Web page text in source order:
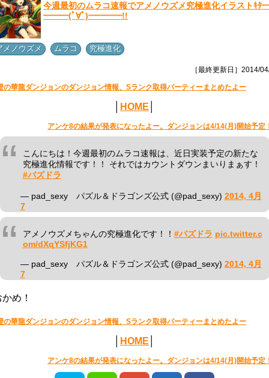
今週最初のムラコ速報でアメノウズメ究極進化イラストｷﾀ
━━━(ﾟ∀ﾟ)━━━━!!
メノウズメ ムラコ 究極進化
［最終更新日］2014/
の華龍ダンジョンのダンジョン情報、Sランク取得パーティーまとめたよー
HOME
アンケ8の結果が発表になったよー。ダンジョンは4/14(月)開始予定
こんにちは！今週最初のムラコ速報は、近日実装予定の新たな
究極進化情報です！！ それではカウントダウンまいりまぁす！
#パズドラ
— pad_sexy パズル＆ドラゴンズ公式 (@pad_sexy) 2014, 4月
7
アメノウズメちゃんの究極進化です！！ #パズドラ pic.twitter.c
om/dXqYSfjKG1
— pad_sexy パズル＆ドラゴンズ公式 (@pad_sexy) 2014, 4月
7
め！
の華龍ダンジョンのダンジョン情報、Sランク取得パーティーまとめたよー
HOME
アンケ8の結果が発表になったよー。ダンジョンは4/14(月)開始予定